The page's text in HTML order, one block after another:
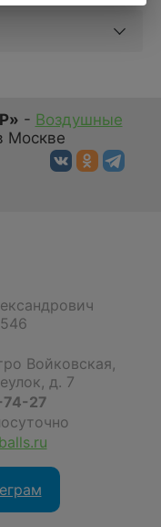
- Воздушные
Москве
Войковская,
д. 7
74-27